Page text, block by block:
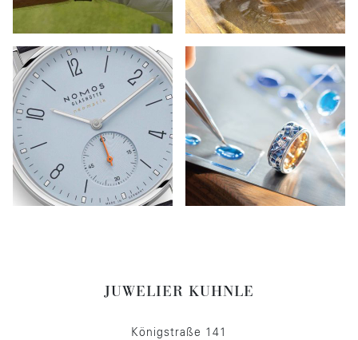
JUWELIER KUHNLE
Königstraße 141